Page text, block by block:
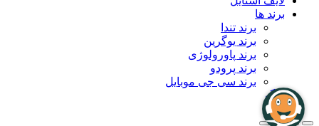
برند ها
برند تندا
برند یوگرین
برند پاورولوژی
برند پرودو
برند سی جی موبایل
بلاگ